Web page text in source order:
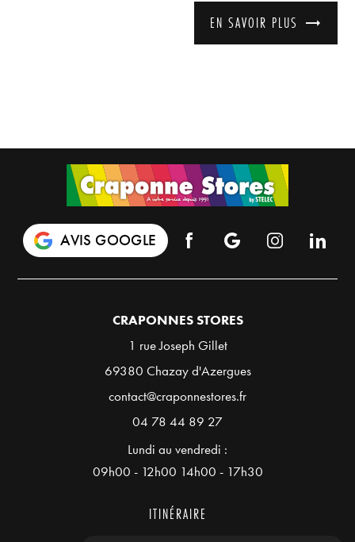
EN SAVOIR PLUS
AVIS GOOGLE
CRAPONNES STORES
1 rue Joseph Gillet
69380 Chazay d'Azergues
contact@craponnestores.fr
04 78 44 89 27
Lundi au vendredi :
09h00 - 12h00 14h00 - 17h30
ITINÉRAIRE